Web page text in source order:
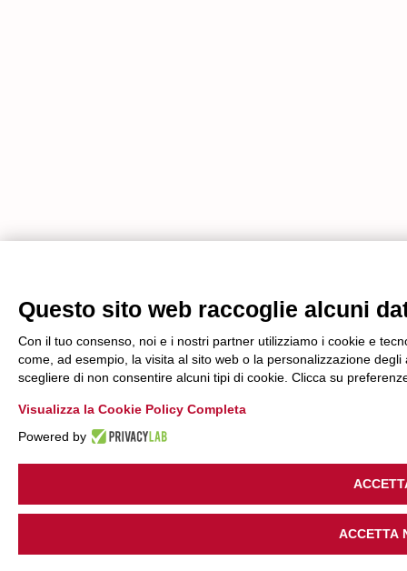
Questo sito web raccoglie alcuni
Con il tuo consenso, noi e i nostri partner utilizziamo i cookie e
come, ad esempio, la visita al sito web o la personalizzazione
scegliere di non consentire alcuni tipi di cookie. Clicca su
Visualizza la Cookie Policy Completa
Powered by
ACCETTA